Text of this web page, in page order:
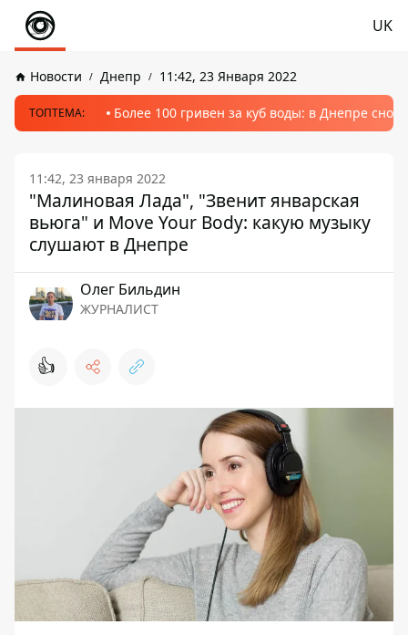
UK
Новости Днепр 11:42, 23 Января 2022
ТОПТЕМА: Более 100 гривен за куб воды: в Днепре
11:42, 23 января 2022
"Малиновая Лада", "Звенит январская
вьюга" и Move Your Body: какую музыку
слушают в Днепре
Олег Бильдин
ЖУРНАЛИСТ
👍